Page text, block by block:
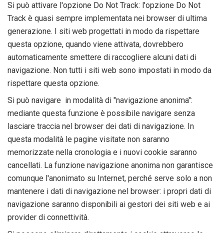
Si può attivare l'opzione Do Not Track: l'opzione Do Not
Track è quasi sempre implementata nei browser di ultima
generazione. I siti web progettati in modo da rispettare
questa opzione, quando viene attivata, dovrebbero
automaticamente smettere di raccogliere alcuni dati di
navigazione. Non tutti i siti web sono impostati in modo da
rispettare questa opzione.
Si può navigare in modalità di "navigazione anonima":
mediante questa funzione è possibile navigare senza
lasciare traccia nel browser dei dati di navigazione. In
questa modalità le pagine visitate non saranno
memorizzate nella cronologia e i nuovi cookie saranno
cancellati. La funzione navigazione anonima non garantisce
comunque l'anonimato su Internet, perché serve solo a non
mantenere i dati di navigazione nel browser: i propri dati di
navigazione saranno disponibili ai gestori dei siti web e ai
provider di connettività.